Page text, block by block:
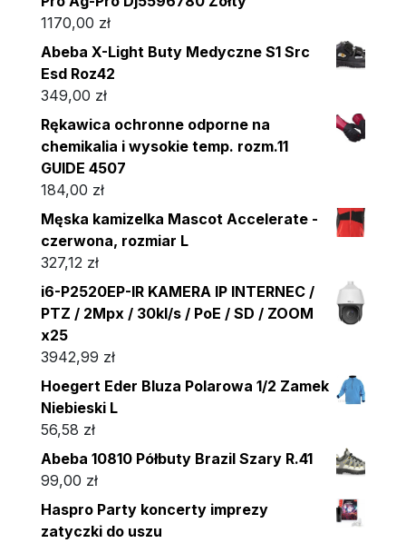
1170,00 zł
Abeba X-Light Buty Medyczne S1 Src
Esd Roz42
349,00 zł
Rękawica ochronne odporne na
chemikalia i wysokie temp. rozm.11
GUIDE 4507
184,00 zł
Męska kamizelka Mascot Accelerate -
czerwona, rozmiar L
327,12 zł
i6-P2520EP-IR KAMERA IP INTERNEC /
PTZ / 2Mpx / 30kl/s / PoE / SD / ZOOM
x25
3942,99 zł
Hoegert Eder Bluza Polarowa 1/2 Zamek
Niebieski L
56,58 zł
Abeba 10810 Półbuty Brazil Szary R.41
99,00 zł
Haspro Party koncerty imprezy
zatyczki do uszu